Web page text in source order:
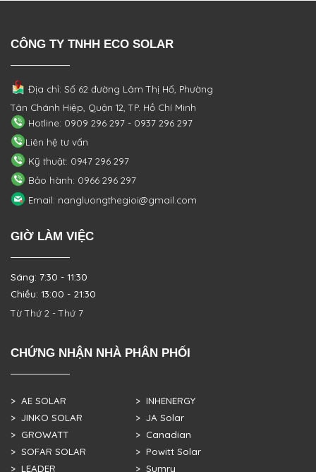
CÔNG TY TNHH ECO SOLAR
Địa chỉ: Số 62 đường Lâm Thị Hố, Phường
Tân Chánh Hiệp, Quận 12, TP. Hồ Chí Minh
Hotline: 0909 296 297 - 0937 296 297
Liên hệ tư vấn
Kỹ thuật: 0947 296 297
Bảo hành: 0966 296 297
Email: nangluongthegioi@gmail.com
GIỜ LÀM VIỆC
Sáng: 7:30 - 11:30
Chiều: 13:00 - 21:30
Từ Thứ 2 - Thứ 7
CHỨNG NHẬN NHÀ PHÂN PHỐI
> AE SOLAR
> JINKO SOLAR
> GROWATT
> SOFAR SOLAR
> LEADER
> INHENERGY
> JA Solar
> Canadian
> Powitt Solar
> Sumry